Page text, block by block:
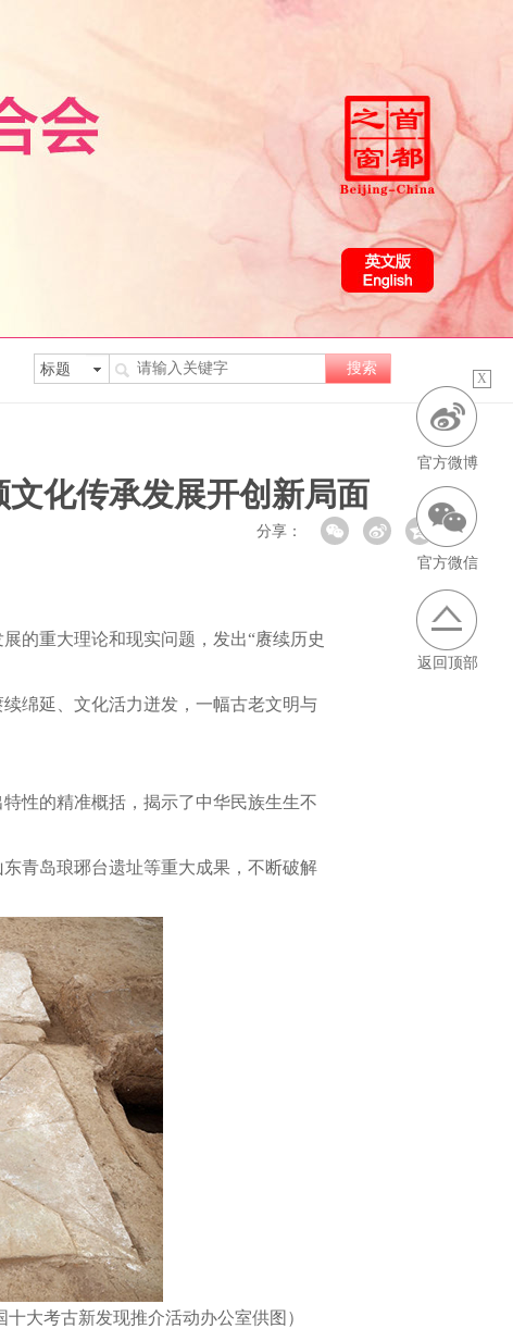
化传承发展开创新局面
分享：
的重大理论和现实问题，发出“赓续历史
绵延、文化活力迸发，一幅古老文明与
性的精准概括，揭示了中华民族生生不
青岛琅琊台遗址等重大成果，不断破解
大考古新发现推介活动办公室供图）
官方微博
官方微信
返回顶部
X